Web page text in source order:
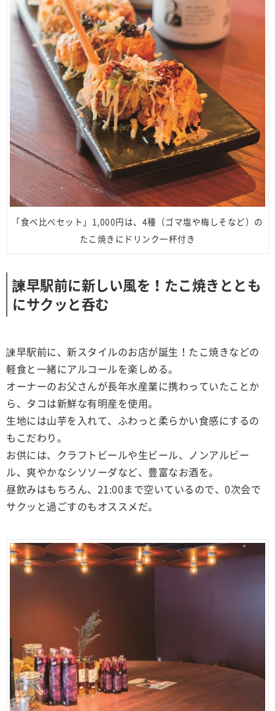
「食べ比べセット」1,000円は、4種（ゴマ塩や梅しそなど）の
たこ焼きにドリンク一杯付き
諫早駅前に新しい風を！たこ焼きととも
にサクッと呑む
諫早駅前に、新スタイルのお店が誕生！たこ焼きなどの
軽食と一緒にアルコールを楽しめる。
オーナーのお父さんが長年水産業に携わっていたことか
ら、タコは新鮮な有明産を使用。
生地には山芋を入れて、ふわっと柔らかい食感にするの
もこだわり。
お供には、クラフトビールや生ビール、ノンアルビー
ル、爽やかなシソソーダなど、豊富なお酒を。
昼飲みはもちろん、21:00まで空いているので、0次会で
サクッと過ごすのもオススメだ。